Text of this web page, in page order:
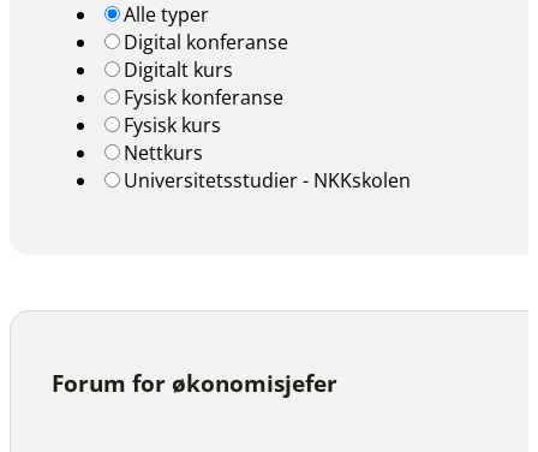
Alle typer
Digital konferanse
Digitalt kurs
Fysisk konferanse
Fysisk kurs
Nettkurs
Universitetsstudier - NKKskolen
Forum for økonomisjefer